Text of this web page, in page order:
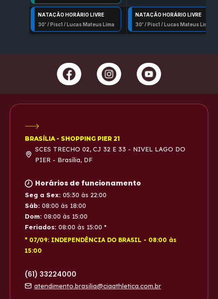
NATAÇÃO HORÁRIO LIVRE
30' /Pisc1 /Lucas Mateus Lima
NATAÇÃO HORÁRIO LIVRE
30' /Pisc1 /Lucas Mateus Lima
BRASÍLIA - SHOPPING PIER 21
SCES TRECHO 02, CJ 32 E 33 - NIVEL LAGO DO
PIER - Brasília, DF
Horários de funcionamento
Seg a Sex: 05:30 às 22:00
Sáb: 08:00 às 18:00
Dom: 08:00 às 15:00
Feriados: 08:00 às 15:00 *
* 07/09: INDEPENDÊNCIA DO BRASIL - 08:00 às
15:00
(61) 33224000
atendimento.brasilia@ciaathletica.com.br